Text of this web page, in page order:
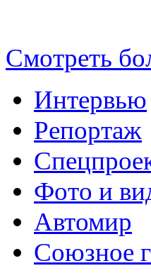
Смотреть
Интервью
Репортаж
Фото и
Автомир
Союзное